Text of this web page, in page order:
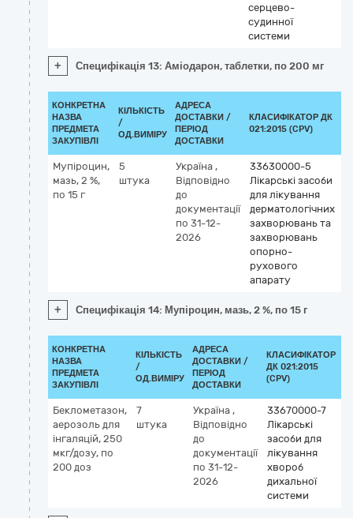
серцево-
судинної
системи
+ Специфікація 13: Аміодарон, таблетки, по 200 мг
КОНКРЕТНА
НАЗВА
ПРЕДМЕТА
ЗАКУПІВЛІ
КІЛЬКІСТЬ
/
ОД.ВИМІРУ
АДРЕСА
ДОСТАВКИ /
ПЕРІОД
ДОСТАВКИ
КЛАСИФІКАТОР ДК
021:2015 (CPV)
Мупіроцин,
мазь, 2 %,
по 15 г
5
штука
Україна ,
Відповідно
до
документації
по 31-12-
2026
33630000-5
Лікарські засоби
для лікування
дерматологічних
захворювань та
захворювань
опорно-
рухового
апарату
+ Специфікація 14: Мупіроцин, мазь, 2 %, по 15 г
КОНКРЕТНА
НАЗВА
ПРЕДМЕТА
ЗАКУПІВЛІ
КІЛЬКІСТЬ
/
ОД.ВИМІРУ
АДРЕСА
ДОСТАВКИ /
ПЕРІОД
ДОСТАВКИ
КЛАСИФІКАТОР
ДК 021:2015
(CPV)
Беклометазон,
аерозоль для
інгаляцій, 250
мкг/дозу, по
200 доз
7
штука
Україна ,
Відповідно
до
документації
по 31-12-
2026
33670000-7
Лікарські
засоби для
лікування
хвороб
дихальної
системи